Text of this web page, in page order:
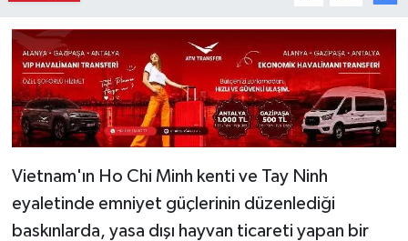
Vietnam'ın Ho Chi Minh kenti ve Tay Ninh
eyaletinde emniyet güçlerinin düzenlediği
baskınlarda, yasa dışı hayvan ticareti yapan bir